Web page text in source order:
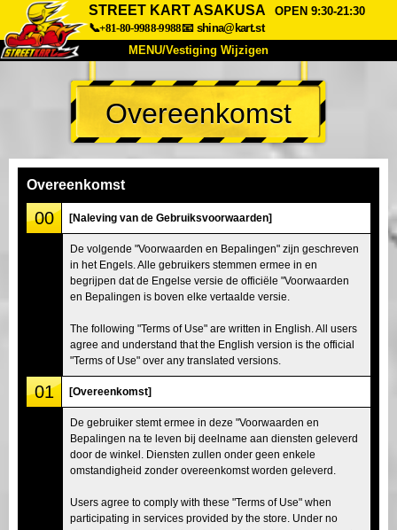
STREET KART ASAKUSA
OPEN 9:30-21:30
📞+81-80-9988-9988📧 shina@kart.st
MENU/Vestiging Wijzigen
TOP
Over Ons Specificaties Prijs
Veelgestelde Vragen
Bedrijf
Tokio Shinagawa Tokio Akihabara#1
Tokio Akihabara#2 Tokio Shibuya
Tokio Shibuya Annex Tokio Baai
Tokio Asakusa Osaka
Okinawa
Overeenkomst
Overeenkomst
00 [Naleving van de Gebruiksvoorwaarden]
De volgende "Voorwaarden en Bepalingen" zijn geschreven
in het Engels. Alle gebruikers stemmen ermee in en
begrijpen dat de Engelse versie de officiële "Voorwaarden
en Bepalingen is boven elke vertaalde versie.
The following "Terms of Use" are written in English. All users
agree and understand that the English version is the official
"Terms of Use" over any translated versions.
01 [Overeenkomst]
De gebruiker stemt ermee in deze "Voorwaarden en
Bepalingen na te leven bij deelname aan diensten geleverd
door de winkel. Diensten zullen onder geen enkele
omstandigheid zonder overeenkomst worden geleverd.
Users agree to comply with these "Terms of Use" when
participating in services provided by the store. Under no